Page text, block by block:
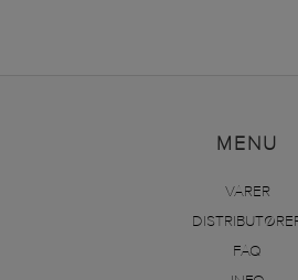
MENU
VARER
FAQ